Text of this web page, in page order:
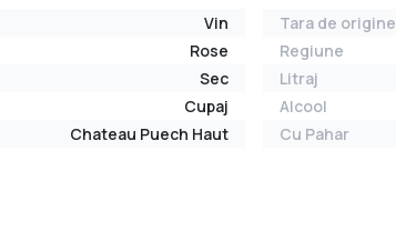
Vin
Rose
Sec
Cupaj
Chateau Puech Haut
Tara de origine
Regiune
Litraj
Alcool
Cu Pahar